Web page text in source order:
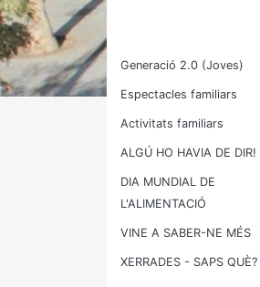
Generació 2.0 (Joves)
Espectacles familiars
Activitats familiars
ALGÚ HO HAVIA DE DIR!
DIA MUNDIAL DE
L'ALIMENTACIÓ
VINE A SABER-NE MÉS
XERRADES - SAPS QUÈ?